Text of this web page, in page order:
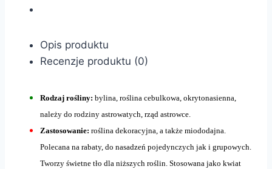
Opis produktu
Recenzje produktu (0)
Rodzaj rośliny: bylina, roślina cebulkowa, okrytonasienna,
należy do rodziny astrowatych, rząd astrowce.
Zastosowanie: roślina dekoracyjna, a także miododajna.
Polecana na rabaty, do nasadzeń pojedynczych jak i grupowych.
Tworzy świetne tło dla niższych roślin. Stosowana jako kwiat